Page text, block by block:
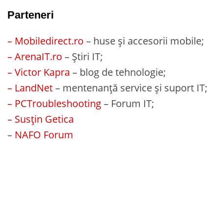
Parteneri
– Mobiledirect.ro – huse și accesorii mobile;
– ArenaIT.ro – Știri IT;
– Victor Kapra – blog de tehnologie;
– LandNet– mentenanță service și suport IT;
– PCTroubleshooting– Forum IT;
– Susțin Getica
– NAFO Forum